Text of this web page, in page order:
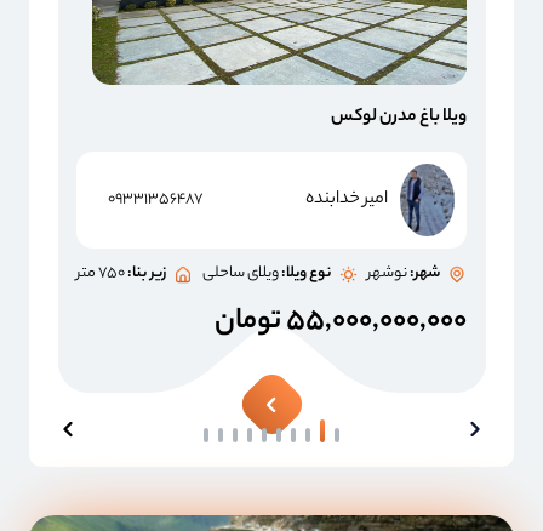
ویلا باغ مدرن لوکس
امیر خدابنده ۰۹۳۳۱۳۵۶۴۸۷
شهر:نوشهر نوع ویلا:ویلای ساحلی زیر بنا:۷۵۰ متر
۵۵,۰۰۰,۰۰۰,۰۰۰ تومان